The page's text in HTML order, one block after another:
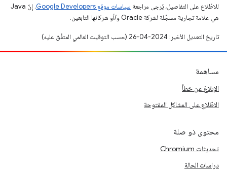
للاطّلاع على التفاصيل، يُرجى مراجعة سياسات موقع Google Developers‏
. إنّ Java
هي علامة تجارية مسجَّلة لشركة Oracle و/أو شركائها التابعين.
تاريخ التعديل الأخير: 2024-04-26 (حسب التوقيت العالمي المتفَّق عليه)
مساهمة
الإبلاغ عن خطأ
الاطّلاع على المشاكل المفتوحة
محتوى ذو صلة
تحديثات Chromium
دراسات الحالة